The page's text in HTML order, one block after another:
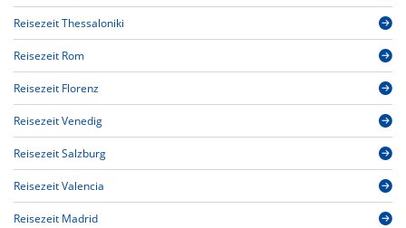
Reisezeit Thessaloniki
Reisezeit Rom
Reisezeit Florenz
Reisezeit Venedig
Reisezeit Salzburg
Reisezeit Valencia
Reisezeit Madrid